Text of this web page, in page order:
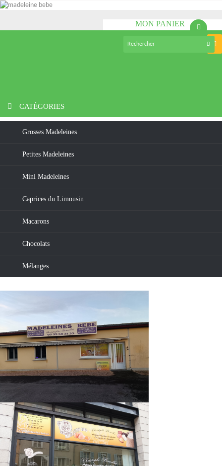
MON PANIER
CATÉGORIES
Grosses Madeleines
Petites Madeleines
Mini Madeleines
Caprices du Limousin
Macarons
Chocolats
Mélanges